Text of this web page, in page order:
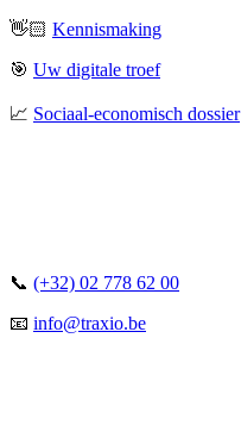
👋🏻 Kennismaking
🎯 Uw digitale troef
📈 Sociaal-economisch dossier
📞 (+32) 02 778 62 00
📧 info@traxio.be